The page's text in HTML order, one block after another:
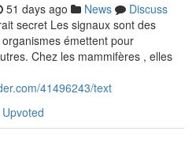
51 days ago News
Discuss
secret Les signaux sont des
émettent pour
Chez les mammifères , elles
41496243/text